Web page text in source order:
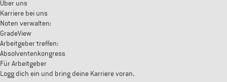
Über uns
Karriere bei uns
Noten verwalten:
GradeView
Arbeitgeber treffen:
Absolventenkongress
Für Arbeitgeber
Logg dich ein und bring deine Karriere voran.